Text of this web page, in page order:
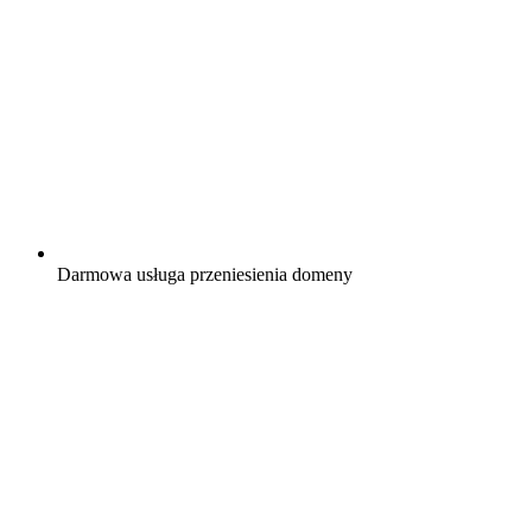
Darmowa usługa przeniesienia domeny